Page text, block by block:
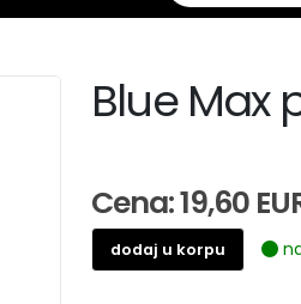
Blue Max
Cena: 19,60
dodaj u korpu